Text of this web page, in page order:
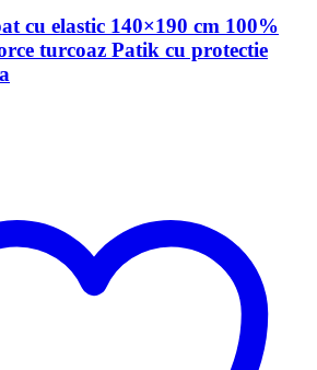
cu elastic 140×190 cm 100%
turcoaz Patik cu protectie